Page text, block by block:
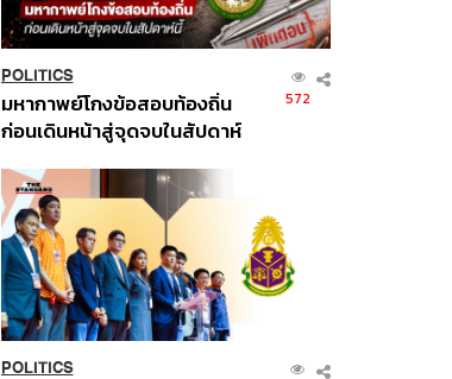
POLITICS
มหากาพย์โกงข้อสอบท้องถิ่น
ก่อนเดินหน้าสู่จุดจบในสัปดาห์
572
POLITICS